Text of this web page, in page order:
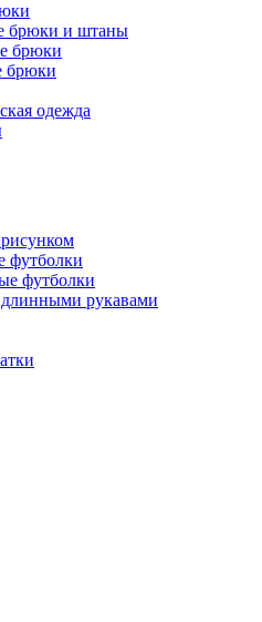
брюки и штаны
брюки
брюки
одежда
футболки
футболки
рукавами